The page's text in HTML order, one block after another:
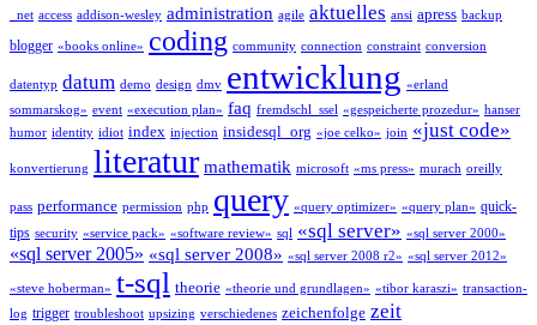
_net access addison-wesley administration agile aktuelles ansi apress backup
blogger «books online» coding community connection constraint conversion
datentyp datum demo design dmv entwicklung «erland
sommarskog» event «execution plan» faq fremdschl_ssel «gespeicherte prozedur» hanser
humor identity idiot index injection insidesql_org «joe celko» join «just code»
konvertierung literatur mathematik microsoft «ms press» murach oreilly
pass performance permission php query «query optimizer» «query plan» quick-
tips security «service pack» «software review» sql «sql server» «sql server 2000»
«sql server 2005» «sql server 2008» «sql server 2008 r2» «sql server 2012»
«steve hoberman» t-sql theorie «theorie und grundlagen» «tibor karaszi» transaction-
log trigger troubleshoot upsizing verschiedenes zeichenfolge zeit